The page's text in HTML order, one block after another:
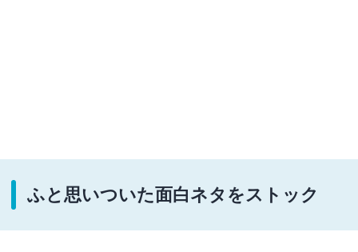
ふと思いついた面白ネタをストック